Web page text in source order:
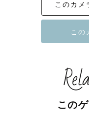
娘と一緒に絵本を読ん
旦那と一緒に夜の晩
家族で一緒に迎える朝
これは、きっと明日に
子どもの成長は早いか
ることもなくなるし
明日もきっとある、で
このカメ
この